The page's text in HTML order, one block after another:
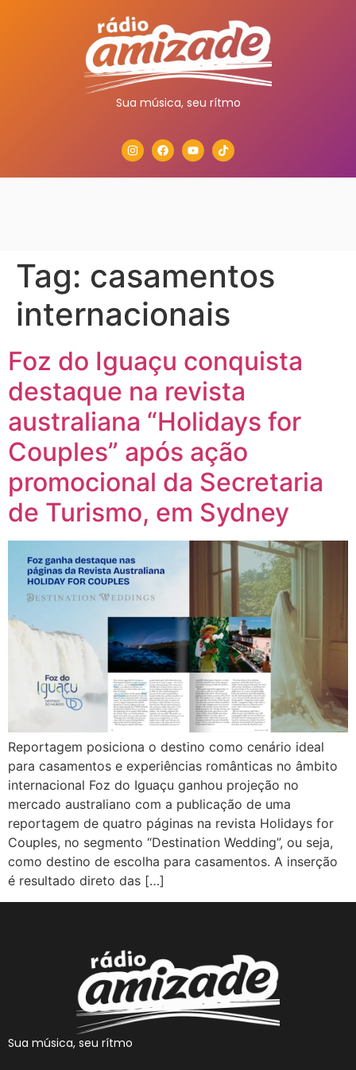
Sua música, seu rítmo
Tag: casamentos
internacionais
Foz do Iguaçu conquista
destaque na revista
australiana “Holidays for
Couples” após ação
promocional da Secretaria
de Turismo, em Sydney
Reportagem posiciona o destino como cenário ideal
para casamentos e experiências românticas no âmbito
internacional Foz do Iguaçu ganhou projeção no
mercado australiano com a publicação de uma
reportagem de quatro páginas na revista Holidays for
Couples, no segmento “Destination Wedding”, ou seja,
como destino de escolha para casamentos. A inserção
é resultado direto das […]
Sua música, seu rítmo